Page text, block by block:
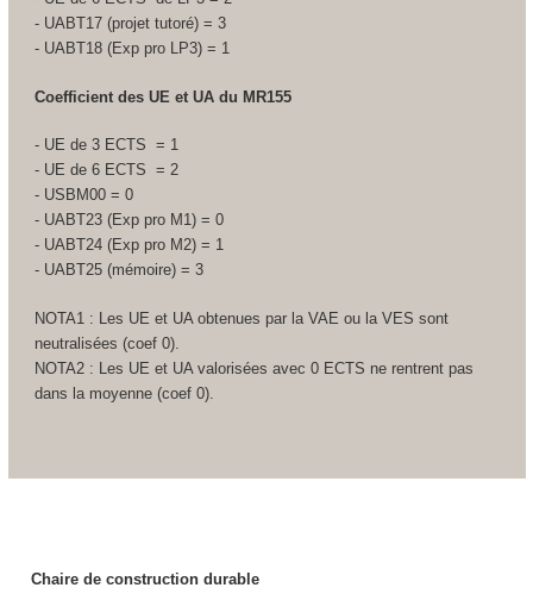
- UABT17 (projet tutoré) = 3
- UABT18 (Exp pro LP3) = 1
Coefficient des UE et UAdu MR155
- UE de 3 ECTS = 1
- UE de 6 ECTS = 2
- USBM00 = 0
- UABT23 (Exp pro M1) = 0
- UABT24 (Exp pro M2) = 1
- UABT25 (mémoire) = 3
NOTA1 : Les UE et UAobtenues par la VAE ou la VES sont
neutralisées (coef 0).
NOTA2 : Les UE et UAvalorisées avec 0 ECTS ne rentrent pas
dans la moyenne (coef 0).
Chaire de construction durable